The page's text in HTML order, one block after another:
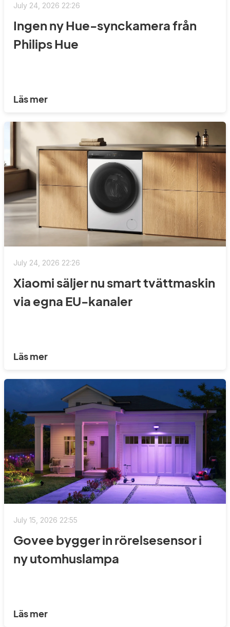
July 24, 2026 22:26
Ingen ny Hue-synckamera från
Philips Hue
Läs mer
July 24, 2026 22:26
Xiaomi säljer nu smart tvättmaskin
via egna EU-kanaler
Läs mer
July 15, 2026 22:55
Govee bygger in rörelsesensor i
ny utomhuslampa
Läs mer